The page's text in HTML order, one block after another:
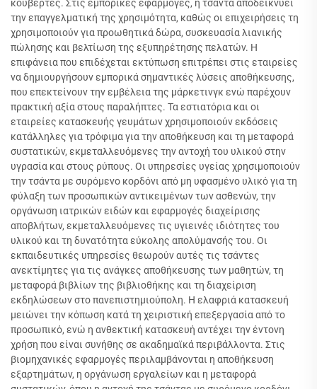
κουβέρτες. Στις εμπορικές εφαρμογές, η τσάντα αποδεικνύει
την επαγγελματική της χρησιμότητα, καθώς οι επιχειρήσεις τη
χρησιμοποιούν για προωθητικά δώρα, συσκευασία λιανικής
πώλησης και βελτίωση της εξυπηρέτησης πελατών. Η
επιφάνεια που επιδέχεται εκτύπωση επιτρέπει στις εταιρείες
να δημιουργήσουν εμπορικά σημαντικές λύσεις αποθήκευσης,
που επεκτείνουν την εμβέλεια της μάρκετινγκ ενώ παρέχουν
πρακτική αξία στους παραλήπτες. Τα εστιατόρια και οι
εταιρείες κατασκευής γευμάτων χρησιμοποιούν εκδόσεις
κατάλληλες για τρόφιμα για την αποθήκευση και τη μεταφορά
συστατικών, εκμεταλλευόμενες την αντοχή του υλικού στην
υγρασία και στους ρύπους. Οι υπηρεσίες υγείας χρησιμοποιούν
την τσάντα με συρόμενο κορδόνι από μη υφασμένο υλικό για τη
φύλαξη των προσωπικών αντικειμένων των ασθενών, την
οργάνωση ιατρικών ειδών και εφαρμογές διαχείρισης
αποβλήτων, εκμεταλλευόμενες τις υγιεινές ιδιότητες του
υλικού και τη δυνατότητα εύκολης απολύμανσής του. Οι
εκπαιδευτικές υπηρεσίες θεωρούν αυτές τις τσάντες
ανεκτίμητες για τις ανάγκες αποθήκευσης των μαθητών, τη
μεταφορά βιβλίων της βιβλιοθήκης και τη διαχείριση
εκδηλώσεων στο πανεπιστημιούπολη. Η ελαφριά κατασκευή
μειώνει την κόπωση κατά τη χειριστική επεξεργασία από το
προσωπικό, ενώ η ανθεκτική κατασκευή αντέχει την έντονη
χρήση που είναι συνήθης σε ακαδημαϊκά περιβάλλοντα. Στις
βιομηχανικές εφαρμογές περιλαμβάνονται η αποθήκευση
εξαρτημάτων, η οργάνωση εργαλείων και η μεταφορά